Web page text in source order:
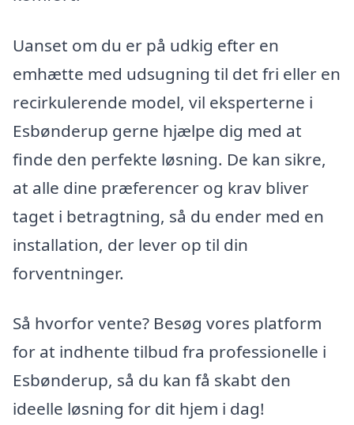
Uanset om du er på udkig efter en
emhætte med udsugning til det fri eller en
recirkulerende model, vil eksperterne i
Esbønderup gerne hjælpe dig med at
finde den perfekte løsning. De kan sikre,
at alle dine præferencer og krav bliver
taget i betragtning, så du ender med en
installation, der lever op til din
forventninger.
Så hvorfor vente? Besøg vores platform
for at indhente tilbud fra professionelle i
Esbønderup, så du kan få skabt den
ideelle løsning for dit hjem i dag!